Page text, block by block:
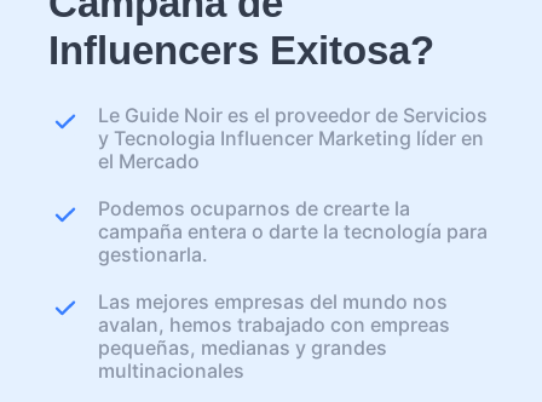
Influencers Exitosa?
Le Guide Noir es el proveedor de Servicios
y Tecnologia Influencer Marketing líder en
el Mercado
Podemos ocuparnos de crearte la
campaña entera o darte la tecnología para
gestionarla.
Las mejores empresas del mundo nos
avalan, hemos trabajado con empreas
pequeñas, medianas y grandes
multinacionales